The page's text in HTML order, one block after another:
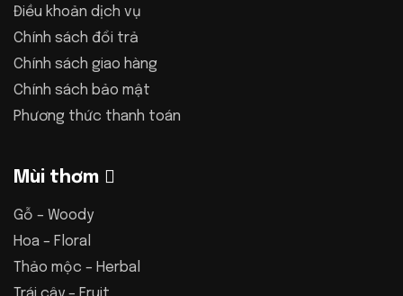
Điều khoản dịch vụ
Chính sách đổi trả
Chính sách giao hàng
Chính sách bảo mật
Phương thức thanh toán
Mùi thơm
Gỗ – Woody
Hoa – Floral
Thảo mộc – Herbal